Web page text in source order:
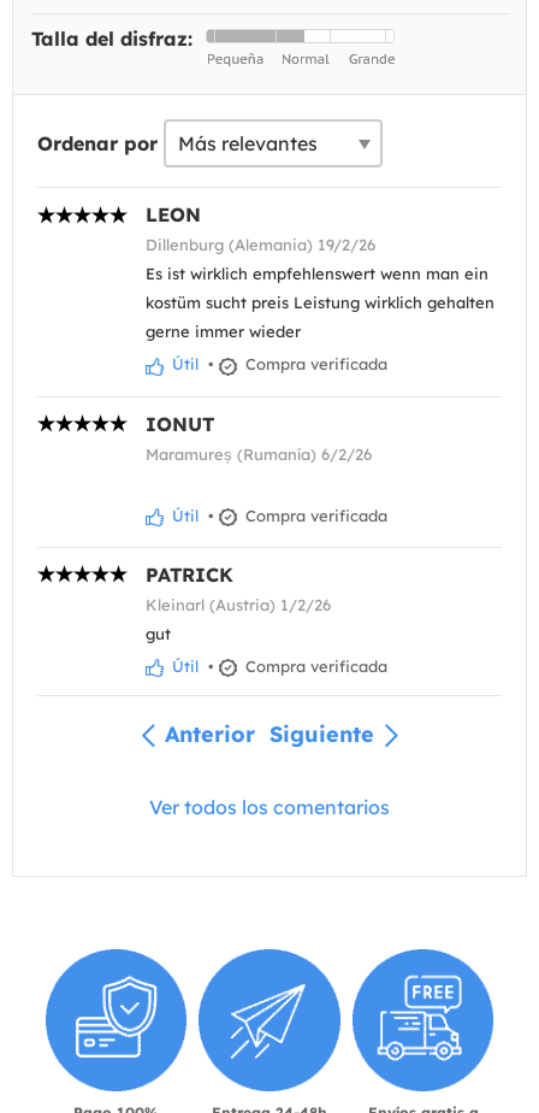
Talla del disfraz:
Ordenar por
LEON
Dillenburg (Alemania) 19/2/26
Es ist wirklich empfehlenswert wenn man ein
kostüm sucht preis Leistung wirklich gehalten
gerne immer wieder
Útil • Compra verificada
IONUT
Maramureș (Rumanía) 6/2/26
Útil • Compra verificada
PATRICK
Kleinarl (Austria) 1/2/26
gut
Útil • Compra verificada
Anterior Siguiente
Ver todos los comentarios